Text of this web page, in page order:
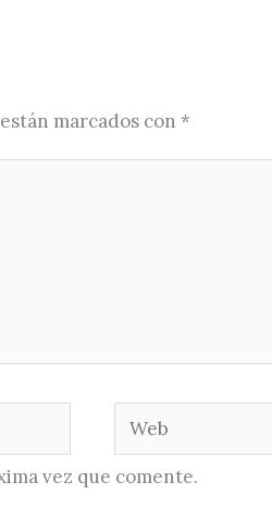
marcados con *
vez que comente.